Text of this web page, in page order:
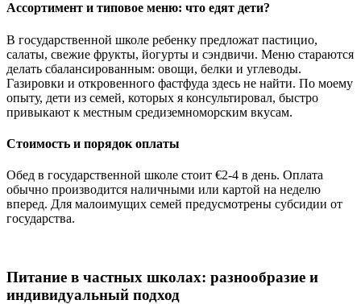
Ассортимент и типовое меню: что едят дети?
В государственной школе ребенку предложат пастицио,
салаты, свежие фрукты, йогурты и сэндвичи. Меню стараются
делать сбалансированным: овощи, белки и углеводы.
Газировки и откровенного фастфуда здесь не найти. По моему
опыту, дети из семей, которых я консультировал, быстро
привыкают к местным средиземноморским вкусам.
Стоимость и порядок оплаты
Обед в государственной школе стоит €2-4 в день. Оплата
обычно производится наличными или картой на неделю
вперед. Для малоимущих семей предусмотрены субсидии от
государства.
Питание в частных школах: разнообразие и
индивидуальный подход